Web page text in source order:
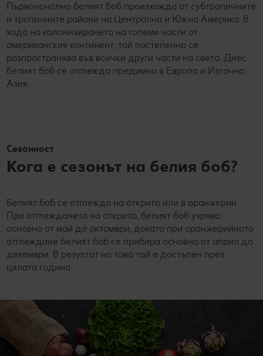
Първоначално белият боб произхожда от субтропичните
и тропичните райони на Централна и Южна Америка. В
хода на колонизирането на големи части от
американския континент, той постепенно се
разпространява във всички други части на света. Днес
белият боб се отглежда предимно в Европа и Източна
Азия.
Сезонност
Кога е сезонът на белия боб?
Белият боб се отглежда на открито или в оранжерии.
При отглеждането на открито, белият боб узрява
основно от май до октомври, докато при оранжерийното
отглеждане белият боб се прибира основно от април до
декември. В резултат на това той е достъпен през
цялата година.